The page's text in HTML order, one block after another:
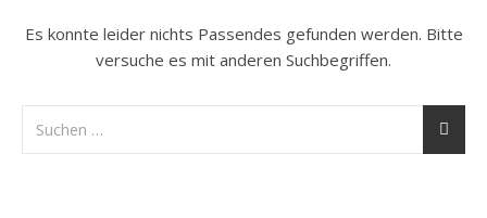
Es konnte leider nichts Passendes gefunden werden. Bitte
versuche es mit anderen Suchbegriffen.